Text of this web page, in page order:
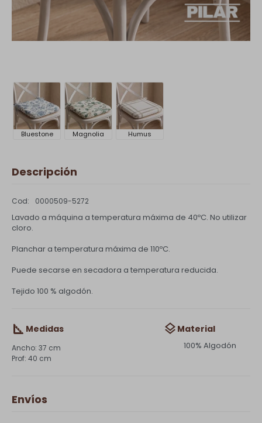
Bluestone Magnolia Humus
Descripción
0000509-5272
Lavado a máquina a temperatura máxima de 40ºC. No utilizar
cloro.
Planchar a temperatura máxima de 110ºC.
Puede secarse en secadora a temperatura reducida.
Tejido 100 % algodón.
Medidas
37 cm
40 cm
Material
100% Algodón
Envíos